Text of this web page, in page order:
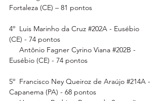
Fortaleza (CE) – 81 pontos
4º  Luis Marinho da Cruz #202A - Eusébio
(CE) - 74 pontos
     Antônio Fagner Cyrino Viana
#202B -
Eusébio (CE) - 74 pontos
5º  Francisco Ney Queiroz de Araújo #214A -
Capanema (PA) - 68 pontos